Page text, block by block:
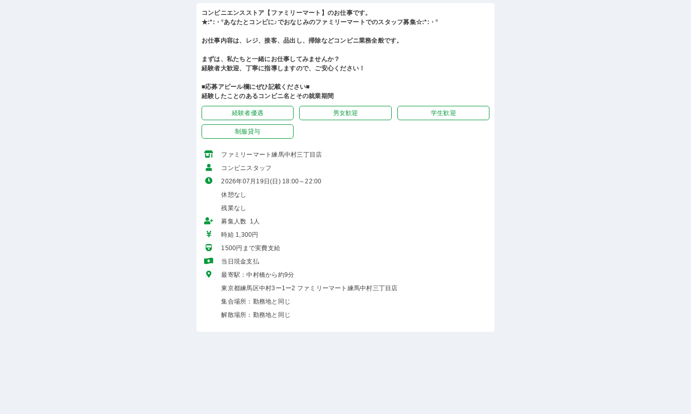
コンビニエンスストア【ファミリーマート】のお仕事です。
★:*:・°あなたとコンビに♪でおなじみのファミリーマートでのスタッフ募集☆:*:・°
お仕事内容は、レジ、接客、品出し、掃除などコンビニ業務全般です。
まずは、私たちと一緒にお仕事してみませんか？
経験者大歓迎、丁寧に指導しますので、ご安心ください！
■応募アピール欄にぜひ記載ください■
経験したことのあるコンビニ名とその就業期間
経験者優遇 男女歓迎 学生歓迎
制服貸与
ファミリーマート練馬中村三丁目店
コンビニスタッフ
2026年07月19日(日) 18:00～22:00
休憩なし
残業なし
募集人数 1人
時給 1,300円
1500円まで実費支給
当日現金支払
最寄駅：中村橋から約9分
東京都練馬区中村3ー1ー2 ファミリーマート練馬中村三丁目店
集合場所：勤務地と同じ
解散場所：勤務地と同じ